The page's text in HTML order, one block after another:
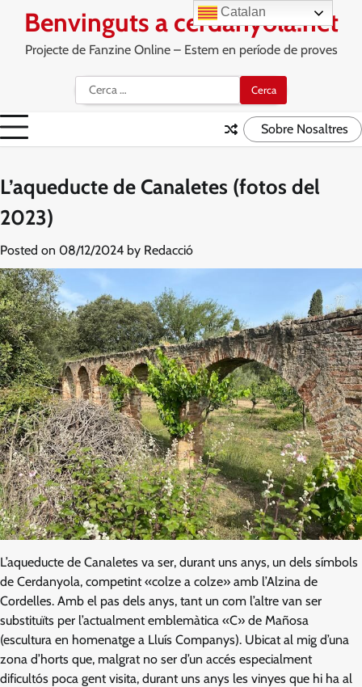
content
Benvinguts a cerdanyola.net
Projecte de Fanzine Online – Estem en període de proves
Cerca:
Sobre Nosaltres
L’aqueducte de Canaletes (fotos del
2023)
Posted on 08/12/2024 by Redacció
L’aqueducte de Canaletes va ser, durant uns anys, un dels símbols
de Cerdanyola, competint «colze a colze» amb l’Alzina de
Cordelles. Amb el pas dels anys, tant un com l’altre van ser
substituïts per l’actualment emblemàtica «C» de Mañosa
(escultura en homenatge a Lluís Companys). Ubicat al mig d’una
zona d’horts que, malgrat no ser d’un accés especialment
dificultós poca gent visita, durant uns anys les vinyes que hi ha al
Catalan